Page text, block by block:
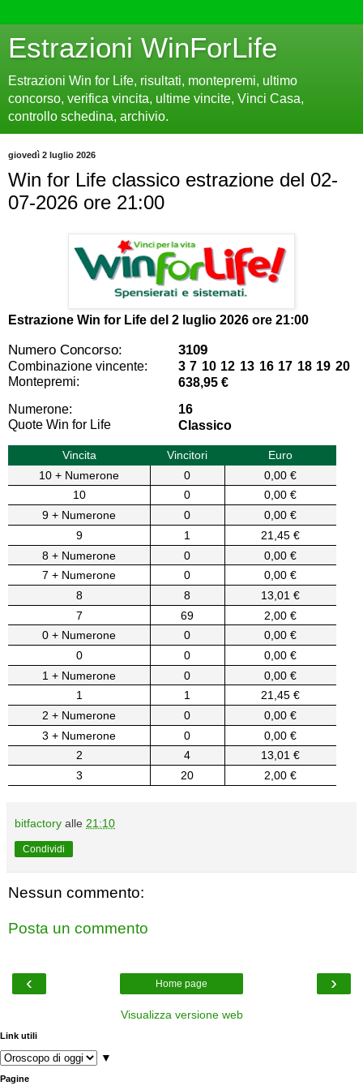
Estrazioni WinForLife
Estrazioni Win for Life, risultati, montepremi, ultimo
concorso, verifica vincita, ultime vincite, Vinci Casa,
controllo schedina, archivio.
giovedì 2 luglio 2026
Win for Life classico estrazione del 02-
07-2026 ore 21:00
Estrazione Win for Life del 2 luglio 2026 ore 21:00
Numero Concorso: 3109
Combinazione vincente:
3 7 10 12 13 16 17 18 19 20
Montepremi:
638,95 €
Numerone:
16
Quote Win for Life
Classico
Vincita Vincitori
Euro
10 + Numerone
0
0,00 €
10
0
0,00 €
9 + Numerone
0
0,00 €
9
1
21,45 €
8 + Numerone
0
0,00 €
7 + Numerone
0
0,00 €
8
8
13,01 €
7
69
2,00 €
0 + Numerone
0
0,00 €
0
0
0,00 €
1 + Numerone
0
0,00 €
1
1
21,45 €
2 + Numerone
0
0,00 €
3 + Numerone
0
0,00 €
2
4
13,01 €
3
20 2,00 €
bitfactory alle 21:10
Condividi
Nessun commento:
Posta un commento
‹ ›
Home page
Visualizza versione web
Link utili
▼
Pagine